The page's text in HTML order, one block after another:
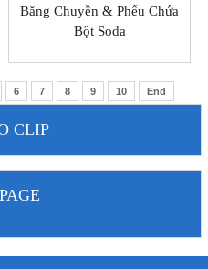
Băng Chuyền & Phểu Chứa
Bột Soda
6 7 8 9 10 End
CLIP